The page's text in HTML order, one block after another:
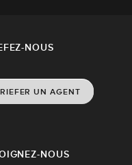
NOUS
NOUS
UN AGENT